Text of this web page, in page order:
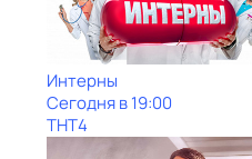
Интерны
Сегодня в 19:00
ТНТ4